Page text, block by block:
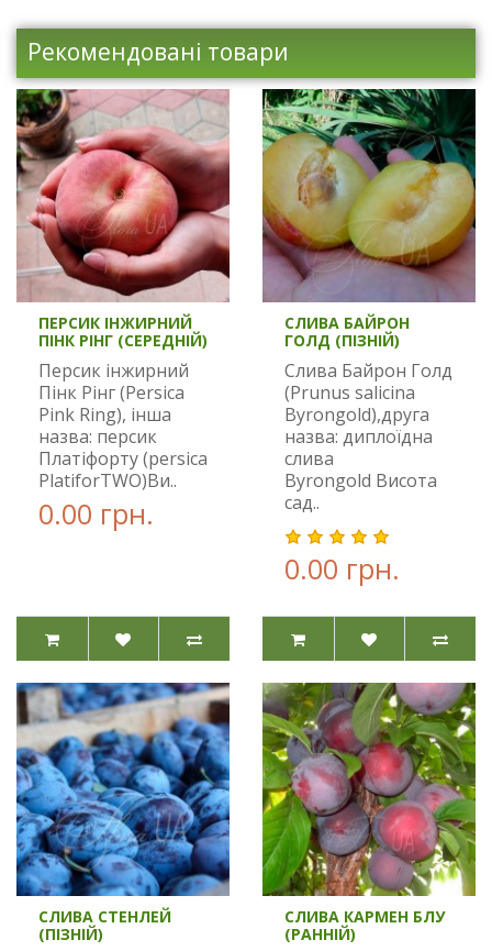
Рекомендовані товари
ПЕРСИК ІНЖИРНИЙ
ПІНК РІНГ (СЕРЕДНІЙ)
Персик інжирний
Пінк Рінг (Persica
Pink Ring), інша
назва: персик
Платіфорту (persica
PlatiforTWO)Ви..
0.00 грн.
СЛИВА БАЙРОН
ГОЛД (ПІЗНІЙ)
Слива Байрон Голд
(Prunus salicina
Byrongold),друга
назва: диплоїдна
слива
Byrongold Висота
сад..
0.00 грн.
СЛИВА СТЕНЛЕЙ
(ПІЗНІЙ)
СЛИВА КАРМЕН БЛУ
(РАННІЙ)